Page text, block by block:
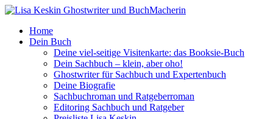
Home
Dein Buch
Deine viel-seitige Visitenkarte: das Booksie-Buch
Dein Sachbuch – klein, aber oho!
Ghostwriter für Sachbuch und Expertenbuch
Deine Biografie
Sachbuchroman und Ratgeberroman
Editoring Sachbuch und Ratgeber